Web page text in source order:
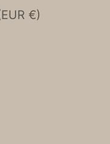
Bosnia & Herzegovina (EUR €)